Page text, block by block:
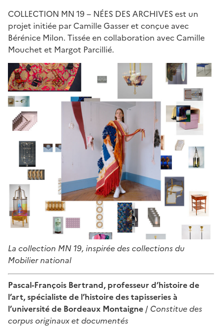
COLLECTION MN 19 – NÉES DES ARCHIVES est un
projet initiée par Camille Gasser et conçue avec
Bérénice Milon. Tissée en collaboration avec Camille
Mouchet et Margot Parcillié.
La collection MN 19, inspirée des collections du
Mobilier national
Pascal-François Bertrand, professeur d’histoire de
l’art, spécialiste de l’histoire des tapisseries à
l’université de Bordeaux Montaigne / Constitue des
corpus originaux et documentés